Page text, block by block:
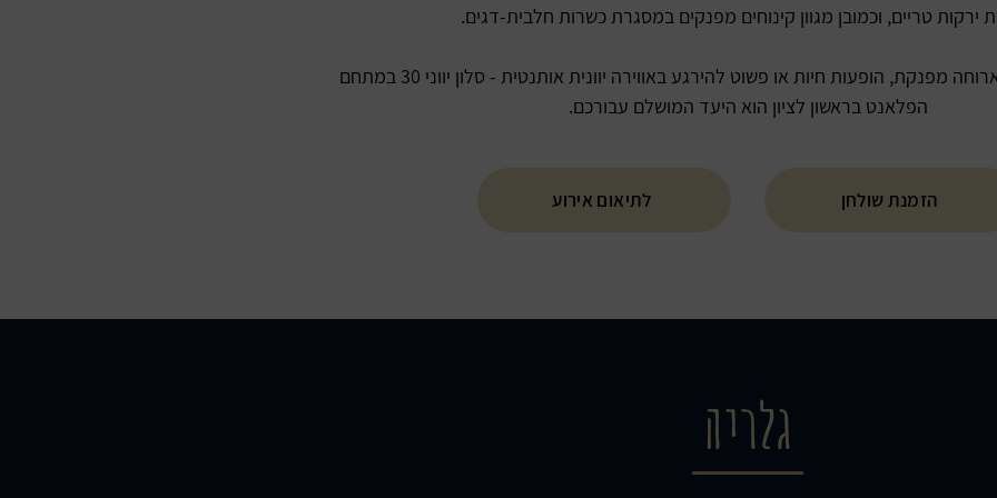
ירקות טריים, וכמובן מגוון קינוחים מפנקים במסגרת כשרות חלבית-דגים.
בין אם אתם מחפשים ארוחה מפנקת, הופעות חיות או פשוט להירגע באווירה יוונית אותנטית - סלון יווני 30 במתחם
הפלאנט בראשון לציון הוא היעד המושלם עבורכם.
לתיאום אירוע הזמנת שולחן
גלריה